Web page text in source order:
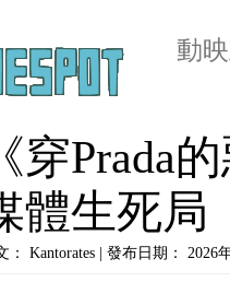
動
《穿Prada
體生死局
： Kantorates | 發布日期： 2026